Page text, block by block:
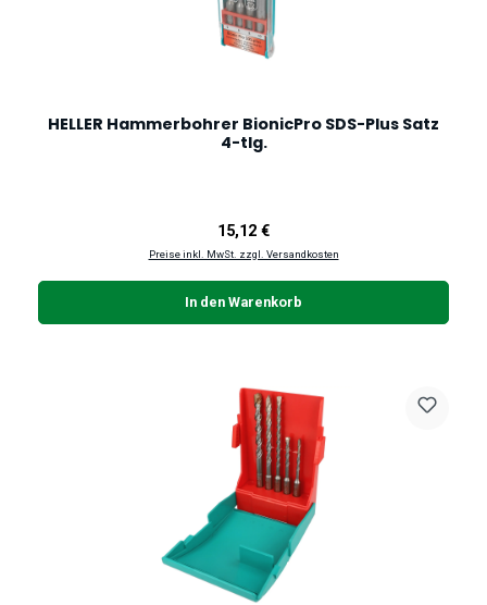
HELLER Hammerbohrer BionicPro SDS-Plus Satz
4-tlg.
Regulärer Preis:
15,12 €
Preise inkl. MwSt. zzgl. Versandkosten
In den Warenkorb